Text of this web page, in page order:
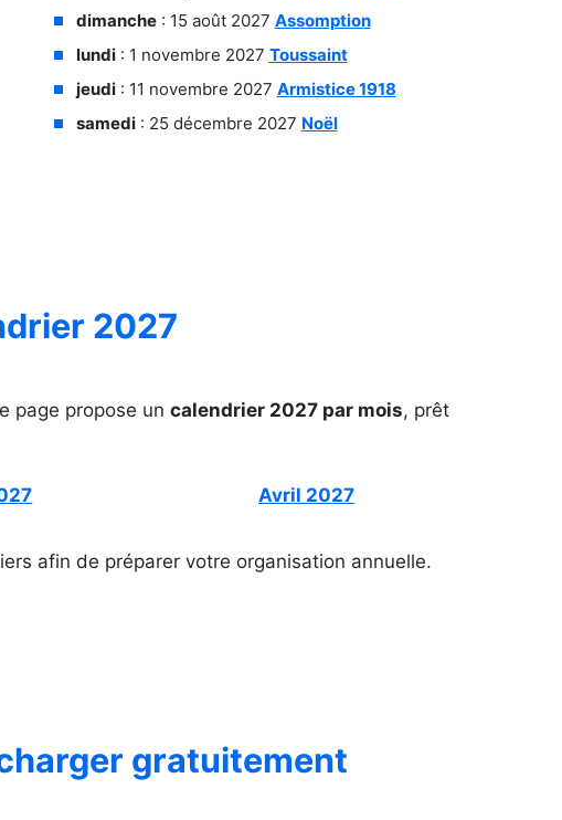
dimanche: 15 août 2027 Assomption
lundi: 1 novembre 2027 Toussaint
jeudi: 11 novembre 2027 Armistice 1918
samedi: 25 décembre 2027 Noël
2027
page propose un calendrier 2027 par mois, prêt
Avril 2027
afin de préparer votre organisation annuelle.
gratuitement